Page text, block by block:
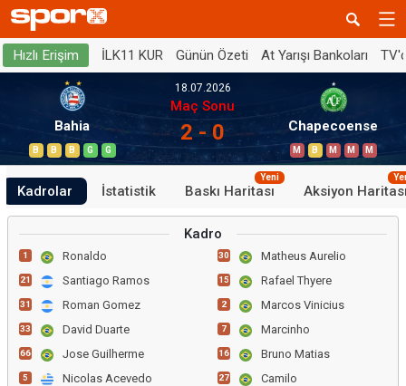
Hızlı Erişim İLK11 KUR Günün Özeti At Yarışı Bankoları
Bahia
B B B G G
18.07.2026
Maç Sonu
2 - 0 Chapecoense
M B M M M
Kadrolar İstatistik Baskı Haritası
Yeni
Aksiyon
Kadro
1 Ronaldo
21 Santiago Ramos
31 Roman Gomez
33 David Duarte
66 Jose Guilherme
5 Nicolas Acevedo
30 Matheus Aurelio
15 Rafael Thyere
2 Marcos Vinicius
7 Marcinho
16 Bruno Matias
27 Camilo